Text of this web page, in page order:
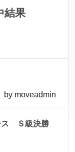
結果
by moveadmin
ス Ｓ級決勝